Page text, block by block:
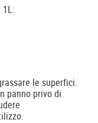
le superfici.
panno privo di